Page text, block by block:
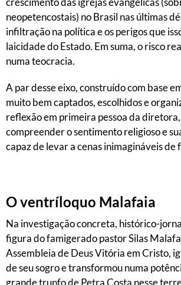
neopetencostais) no Brasil nas últimas
infiltração na política e os perigos que
laicidade do Estado. Em suma, o risco
numa teocracia.
A par desse eixo, construído com base
muito bem captados, escolhidos e
reflexão em primeira pessoa da
compreender o sentimento religioso e
capaz de levar a cenas inimagináveis de
O ventríloquo Malafaia
Na investigação concreta, histórico-
figura do famigerado pastor Silas
Assembleia de Deus Vitória em Cristo,
de seu sogro e transformou numa
grande trunfo de Petra Costa nesse